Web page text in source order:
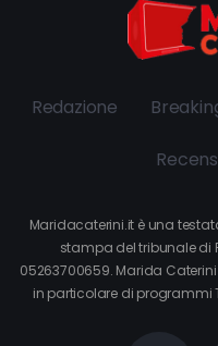
Redazione
Maridacaterini.it è una
stampa del tribunale di
05263700659. Marida
in particolare di programmi